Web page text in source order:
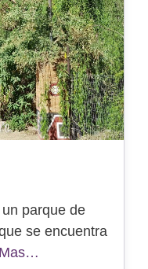
parque de
se encuentra